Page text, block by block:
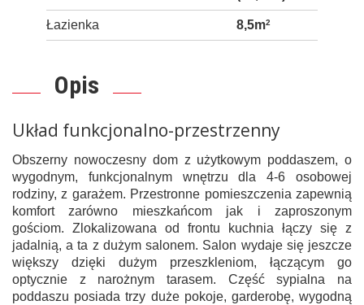
Łazienka 8,5m2
Opis
Układ funkcjonalno-przestrzenny
Obszerny nowoczesny dom z użytkowym poddaszem, o
wygodnym, funkcjonalnym wnętrzu dla 4-6 osobowej
rodziny, z garażem. Przestronne pomieszczenia zapewnią
komfort zarówno mieszkańcom jak i zaproszonym
gościom. Zlokalizowana od frontu kuchnia łączy się z
jadalnią, a ta z dużym salonem. Salon wydaje się jeszcze
większy dzięki dużym przeszkleniom, łączącym go
optycznie z narożnym tarasem. Część sypialna na
poddaszu posiada trzy duże pokoje, garderobę, wygodną